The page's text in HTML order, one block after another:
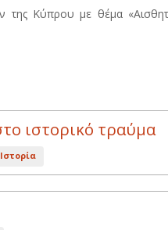
Κύπρου με θέμα
ιστορικό τραύμα
Ιστορία